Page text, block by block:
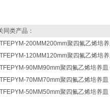
类产品：
200MM200mm聚四氟乙烯培养
120MM120mm聚四氟乙烯培养
90MM90mm聚四氟乙烯培养皿
70MM70mm聚四氟乙烯培养皿
50MM50mm聚四氟乙烯培养皿